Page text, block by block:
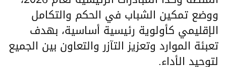
ووضع تمكين الشباب في الحكم والتكامل
الإقليمي كأولوية رئيسية أساسية، بهدف
تعبئة الموارد وتعزيز التآزر والتعاون بين الجميع
لتوحيد الأداء.